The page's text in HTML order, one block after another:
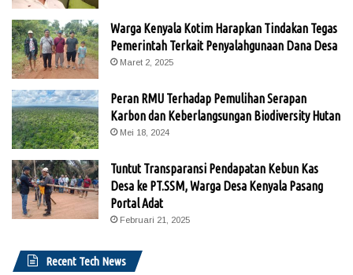
Warga Kenyala Kotim Harapkan Tindakan Tegas
Pemerintah Terkait Penyalahgunaan Dana Desa
Maret 2, 2025
Peran RMU Terhadap Pemulihan Serapan
Karbon dan Keberlangsungan Biodiversity Hutan
Mei 18, 2024
Tuntut Transparansi Pendapatan Kebun Kas
Desa ke PT.SSM, Warga Desa Kenyala Pasang
Portal Adat
Februari 21, 2025
Recent Tech News